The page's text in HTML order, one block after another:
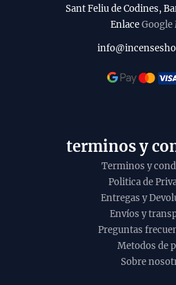
Sant Feliu de Codines,
EnlaceGoogle
terminos y
Terminos y
Politica de
Entregas y
Envíos y
Preguntas
Metodos de
Sobre